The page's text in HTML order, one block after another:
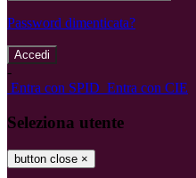
Password dimenticata?
-
Entra con SPID Entra con CIE
Seleziona utente
button close ×